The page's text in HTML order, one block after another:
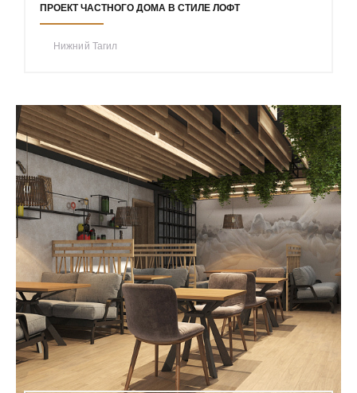
ПРОЕКТ ЧАСТНОГО ДОМА В СТИЛЕ ЛОФТ
Нижний Тагил